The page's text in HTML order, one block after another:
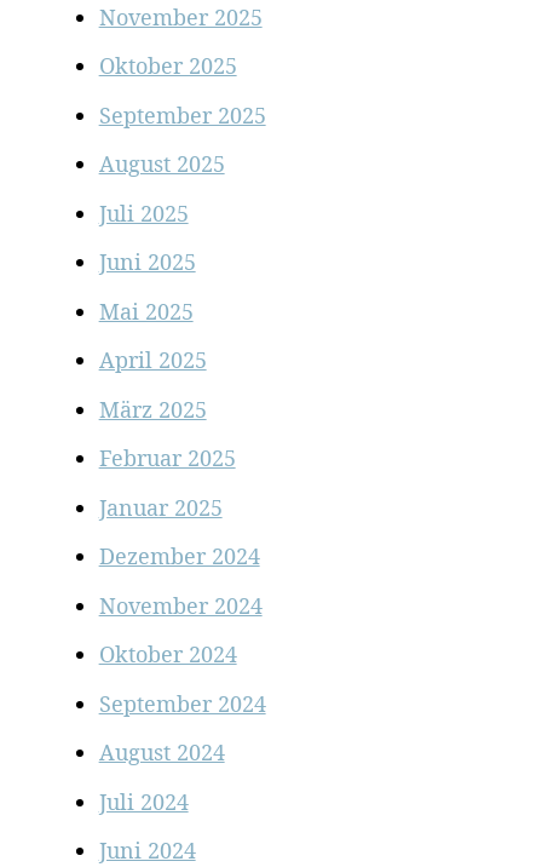
November 2025
Oktober 2025
September 2025
August 2025
Juli 2025
Juni 2025
Mai 2025
April 2025
März 2025
Februar 2025
Januar 2025
Dezember 2024
November 2024
Oktober 2024
September 2024
August 2024
Juli 2024
Juni 2024